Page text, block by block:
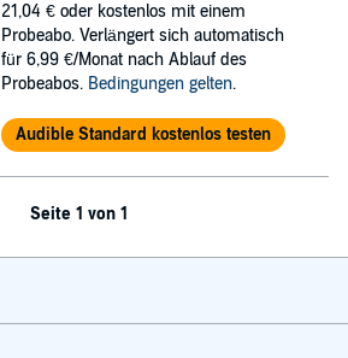
21,04 € oder kostenlos mit einem
Probeabo. Verlängert sich automatisch
für 6,99 €/Monat nach Ablauf des
Probeabos. Bedingungen gelten.
Audible Standard kostenlos testen
Seite 1 von 1